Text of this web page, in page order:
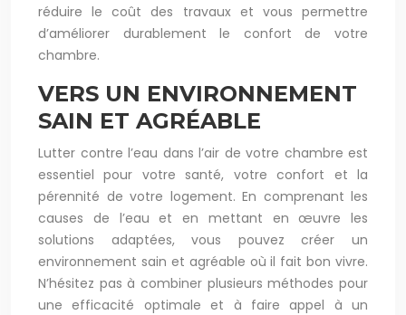
réduire le coût des travaux et vous permettre
d’améliorer durablement le confort de votre
chambre.
VERS UN ENVIRONNEMENT
SAIN ET AGRÉABLE
Lutter contre l’eau dans l’air de votre chambre est
essentiel pour votre santé, votre confort et la
pérennité de votre logement. En comprenant les
causes de l’eau et en mettant en œuvre les
solutions adaptées, vous pouvez créer un
environnement sain et agréable où il fait bon vivre.
N’hésitez pas à combiner plusieurs méthodes pour
une efficacité optimale et à faire appel à un